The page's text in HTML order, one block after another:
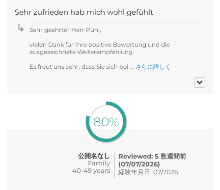
Sehr zufrieden hab mich wohl gefühlt
Sehr geehrter Herr Puhl,
vielen Dank für Ihre positive Bewertung und die
ausgezeichnete Weiterempfehlung.
Es freut uns sehr, dass Sie sich bei ... さらに詳しく
80%
公開名なし
Family
40-49 years
Reviewed: 5 数週間前
(07/07/2026)
経験年月日: 07/2026